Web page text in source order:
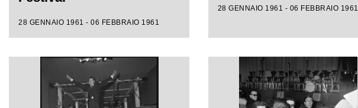
28 GENNAIO 1961 - 06 FEBBRAIO 1961
28 GENNAIO 1961 - 06 FEBBRAIO 1961